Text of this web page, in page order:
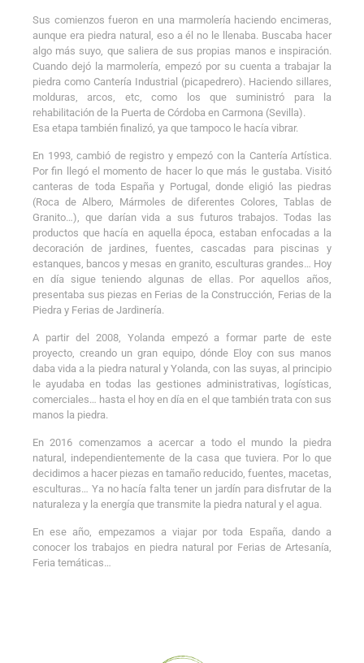
Sus comienzos fueron en una marmolería haciendo encimeras,
aunque era piedra natural, eso a él no le llenaba. Buscaba hacer
algo más suyo, que saliera de sus propias manos e inspiración.
Cuando dejó la marmolería, empezó por su cuenta a trabajar la
piedra como Cantería Industrial (picapedrero). Haciendo sillares,
molduras, arcos, etc, como los que suministró para la
rehabilitación de la Puerta de Córdoba en Carmona (Sevilla).
Esa etapa también finalizó, ya que tampoco le hacía vibrar.
En 1993, cambió de registro y empezó con la Cantería Artística.
Por fin llegó el momento de hacer lo que más le gustaba. Visitó
canteras de toda España y Portugal, donde eligió las piedras
(Roca de Albero, Mármoles de diferentes Colores, Tablas de
Granito…), que darían vida a sus futuros trabajos. Todas las
productos que hacía en aquella época, estaban enfocadas a la
decoración de jardines, fuentes, cascadas para piscinas y
estanques, bancos y mesas en granito, esculturas grandes… Hoy
en día sigue teniendo algunas de ellas. Por aquellos años,
presentaba sus piezas en Ferias de la Construcción, Ferias de la
Piedra y Ferias de Jardinería.
A partir del 2008, Yolanda empezó a formar parte de este
proyecto, creando un gran equipo, dónde Eloy con sus manos
daba vida a la piedra natural y Yolanda, con las suyas, al principio
le ayudaba en todas las gestiones administrativas, logísticas,
comerciales… hasta el hoy en día en el que también trata con sus
manos la piedra.
En 2016 comenzamos a acercar a todo el mundo la piedra
natural, independientemente de la casa que tuviera. Por lo que
decidimos a hacer piezas en tamaño reducido, fuentes, macetas,
esculturas… Ya no hacía falta tener un jardín para disfrutar de la
naturaleza y la energía que transmite la piedra natural y el agua.
En ese año, empezamos a viajar por toda España, dando a
conocer los trabajos en piedra natural por Ferias de Artesanía,
Feria temáticas…